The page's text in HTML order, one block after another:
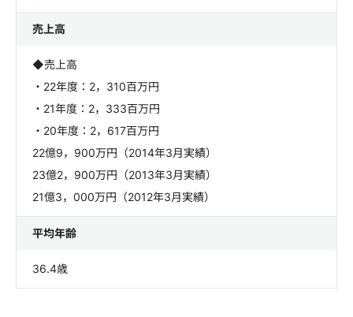
売上高
◆売上高
・22年度：2，310百万円
・21年度：2，333百万円
・20年度：2，617百万円
22億9，900万円（2014年3月実績）
23億2，900万円（2013年3月実績）
21億3，000万円（2012年3月実績）
平均年齢
36.4歳